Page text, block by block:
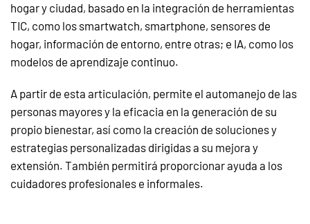
hogar y ciudad, basado en la integración de herramientas
TIC, como los smartwatch, smartphone, sensores de
hogar, información de entorno, entre otras; e IA, como los
modelos de aprendizaje continuo.
A partir de esta articulación, permite el automanejo de las
personas mayores y la eficacia en la generación de su
propio bienestar, así como la creación de soluciones y
estrategias personalizadas dirigidas a su mejora y
extensión. También permitirá proporcionar ayuda a los
cuidadores profesionales e informales.